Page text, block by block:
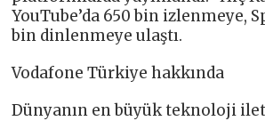
YouTube’da 650 bin izlenmeye,
bin dinlenmeye ulaştı.
Vodafone Türkiye hakkında
Dünyanın en büyük teknoloji